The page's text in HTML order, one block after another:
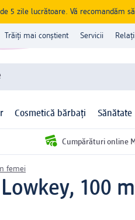
5 zile lucrătoare. Vă recomandăm
Trăiți mai conștient Servicii
Cosmetică bărbați Sănătate
Cumpărături online
femei
100